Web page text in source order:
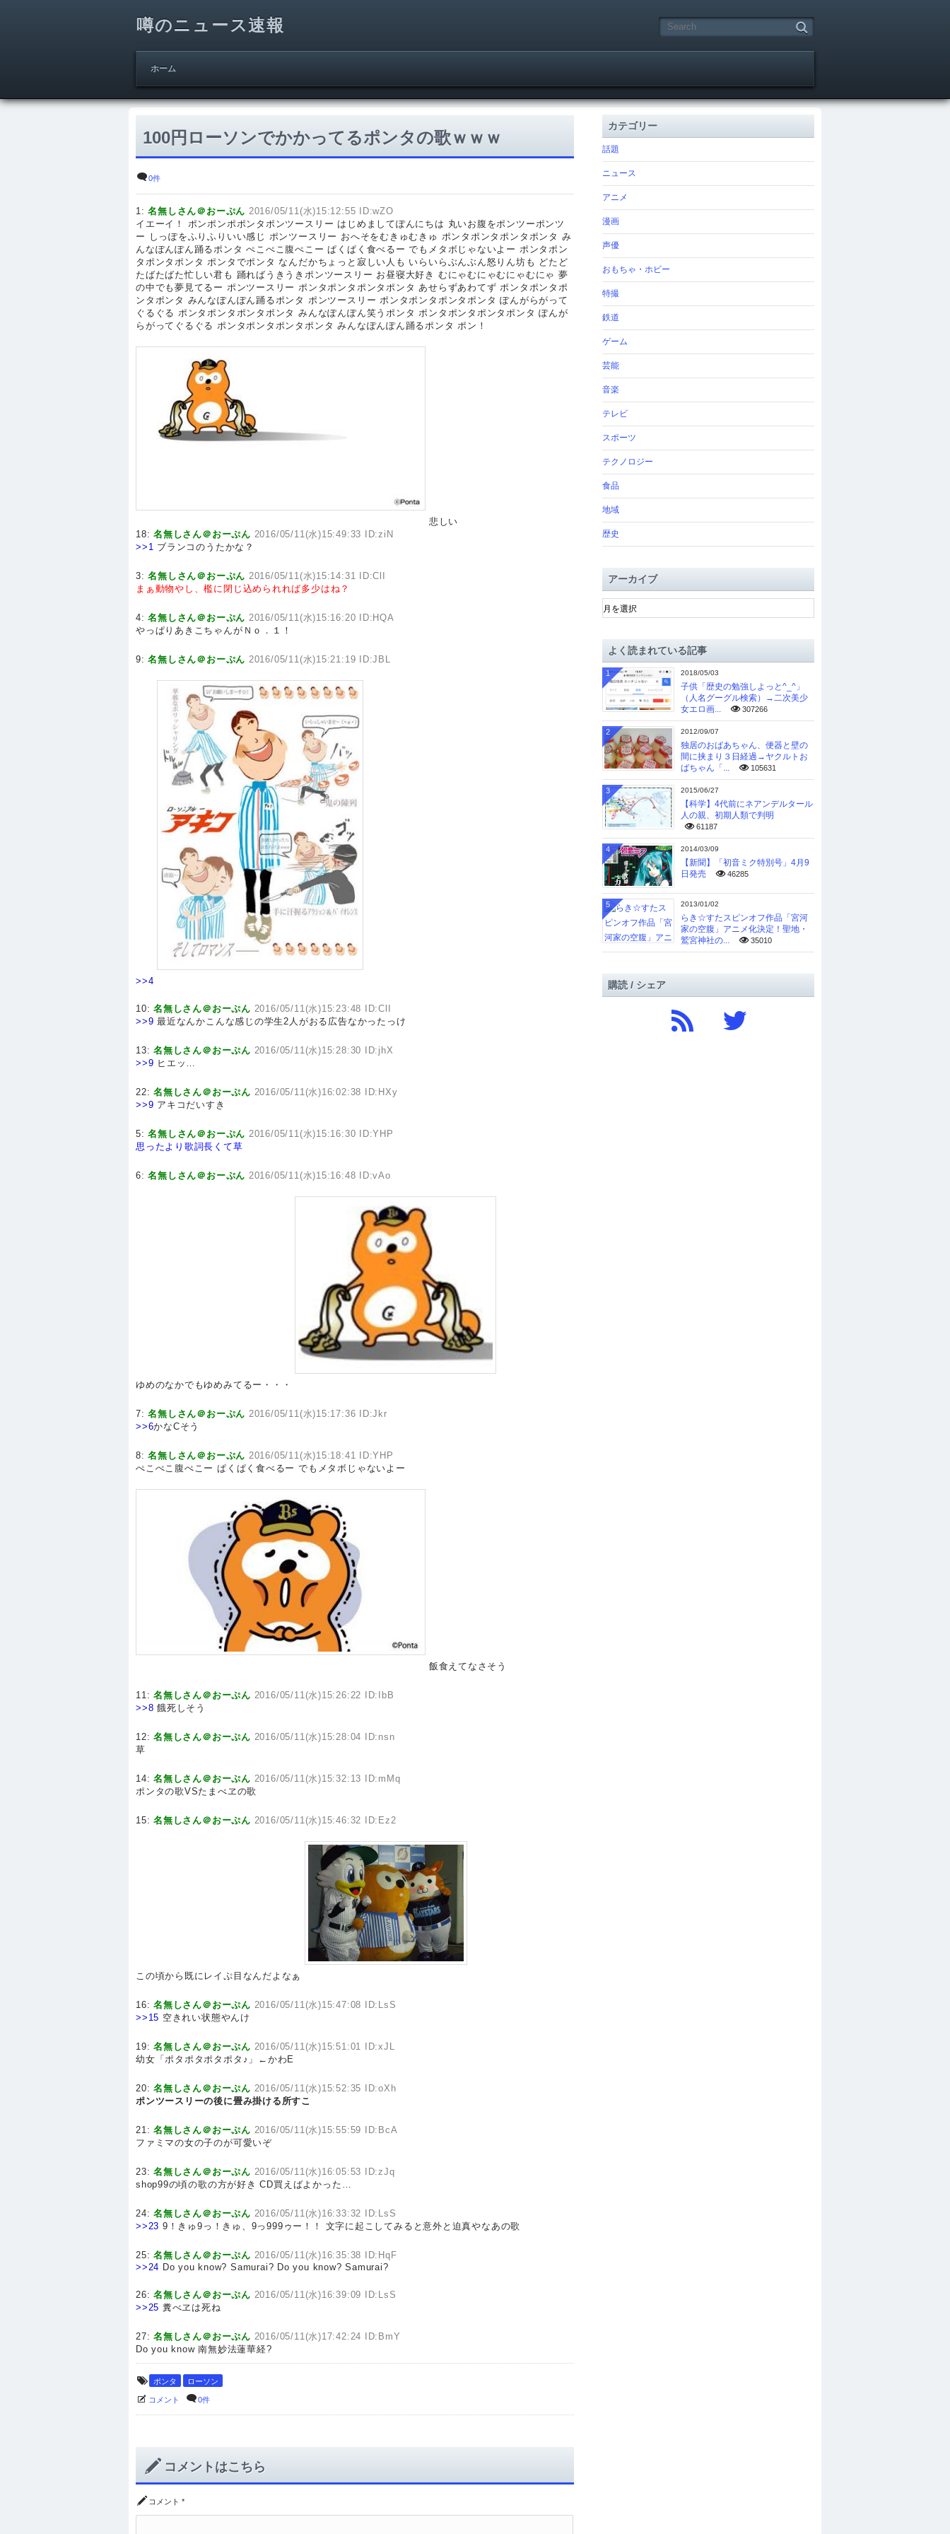
噂のニュース速報
ホーム
100円ローソンでかかってるポンタの歌ｗｗｗ
0件
1:名無しさん＠おーぷん 2016/05/11(水)15:12:55 ID:wZO
イエーイ！ ポンポンポポンタポンツースリー はじめましてぽんにちは 丸いお腹をポンツーポンツ
ー しっぽをふりふりいい感じ ポンツースリー おへそをむきゅむきゅ ポンタポンタポンタポンタ み
んなぽんぽん踊るポンタ ぺこぺこ腹ぺこー ぱくぱく食べるー でもメタボじゃないよー ポンタポン
タポンタポンタ ポンタでポンタ なんだかちょっと寂しい人も いらいらぶんぶん怒りん坊も どたど
たばたばた忙しい君も 踊ればうきうきポンツースリー お昼寝大好き むにゃむにゃむにゃむにゃ 夢
の中でも夢見てるー ポンツースリー ポンタポンタポンタポンタ あせらずあわてず ポンタポンタポ
ンタポンタ みんなぽんぽん踊るポンタ ポンツースリー ポンタポンタポンタポンタ ぽんがらがって
ぐるぐる ポンタポンタポンタポンタ みんなぽんぽん笑うポンタ ポンタポンタポンタポンタ ぽんが
らがってぐるぐる ポンタポンタポンタポンタ みんなぽんぽん踊るポンタ ポン！
悲しい
18:名無しさん＠おーぷん 2016/05/11(水)15:49:33 ID:ziN
>>1 ブランコのうたかな？
3:名無しさん＠おーぷん 2016/05/11(水)15:14:31 ID:ClI
まぁ動物やし、檻に閉じ込められれば多少はね？
4:名無しさん＠おーぷん 2016/05/11(水)15:16:20 ID:HQA
やっぱりあきこちゃんがＮｏ．１！
9:名無しさん＠おーぷん 2016/05/11(水)15:21:19 ID:JBL
>>4
10:名無しさん＠おーぷん 2016/05/11(水)15:23:48 ID:ClI
>>9 最近なんかこんな感じの学生2人がおる広告なかったっけ
13:名無しさん＠おーぷん 2016/05/11(水)15:28:30 ID:jhX
>>9 ヒエッ…
22:名無しさん＠おーぷん 2016/05/11(水)16:02:38 ID:HXy
>>9 アキコだいすき
5:名無しさん＠おーぷん 2016/05/11(水)15:16:30 ID:YHP
思ったより歌詞長くて草
6:名無しさん＠おーぷん 2016/05/11(水)15:16:48 ID:vAo
ゆめのなかでもゆめみてるー・・・
7:名無しさん＠おーぷん 2016/05/11(水)15:17:36 ID:Jkr
>>6かなCそう
8:名無しさん＠おーぷん 2016/05/11(水)15:18:41 ID:YHP
ぺこぺこ腹ぺこー ぱくぱく食べるー でもメタボじゃないよー
飯食えてなさそう
11:名無しさん＠おーぷん 2016/05/11(水)15:26:22 ID:IbB
>>8 餓死しそう
12:名無しさん＠おーぷん 2016/05/11(水)15:28:04 ID:nsn
草
14:名無しさん＠おーぷん 2016/05/11(水)15:32:13 ID:mMq
ポンタの歌VSたまべヱの歌
15:名無しさん＠おーぷん 2016/05/11(水)15:46:32 ID:Ez2
この頃から既にレイぷ目なんだよなぁ
16:名無しさん＠おーぷん 2016/05/11(水)15:47:08 ID:LsS
>>15 空きれい状態やんけ
19:名無しさん＠おーぷん 2016/05/11(水)15:51:01 ID:xJL
幼女「ポタポタポタポタ♪」←かわE
20:名無しさん＠おーぷん 2016/05/11(水)15:52:35 ID:oXh
ポンツースリーの後に畳み掛ける所すこ
21:名無しさん＠おーぷん 2016/05/11(水)15:55:59 ID:BcA
ファミマの女の子のが可愛いぞ
23:名無しさん＠おーぷん 2016/05/11(水)16:05:53 ID:zJq
shop99の頃の歌の方が好き CD買えばよかった…
24:名無しさん＠おーぷん 2016/05/11(水)16:33:32 ID:LsS
>>23 9！きゅ9っ！きゅ、9っ999ゥー！！ 文字に起こしてみると意外と迫真やなあの歌
25:名無しさん＠おーぷん 2016/05/11(水)16:35:38 ID:HqF
>>24 Do you know? Samurai? Do you know? Samurai?
26:名無しさん＠おーぷん 2016/05/11(水)16:39:09 ID:LsS
>>25 糞べヱは死ね
27:名無しさん＠おーぷん 2016/05/11(水)17:42:24 ID:BmY
Do you know 南無妙法蓮華経?
ポンタ ローソン
コメント 0件
コメントはこちら
コメント *
カテゴリー
話題
ニュース
アニメ
漫画
声優
おもちゃ・ホビー
特撮
鉄道
ゲーム
芸能
音楽
テレビ
スポーツ
テクノロジー
食品
地域
歴史
アーカイブ
ア
ー
ブよく読まれている記事
2018/05/03
子供「歴史の勉強しよっと^_^」
（人名グーグル検索）→二次美少
女エロ画...
307266
1
2012/09/07
独居のおばあちゃん、便器と壁の
間に挟まり３日経過→ヤクルトお
ばちゃん「...
105631
2
2015/06/27
【科学】4代前にネアンデルタール
人の親、初期人類で判明
61187
3
2014/03/09
【新聞】「初音ミク特別号」4月9
日発売
46285
4
2013/01/02
らき☆すたスピンオフ作品「宮河
家の空腹」アニメ化決定！聖地・
鷲宮神社の...
35010
5
購読 / シェア